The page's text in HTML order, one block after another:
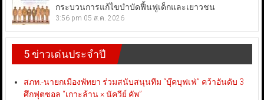
กระบวนการแก้ไขบำบัดฟื้นฟูเด็กและเยาวชน
3:56 pm 05 ส.ค. 2026
5 ข่าวเด่นประจำปี
สภท.-นายกเมืองพัทยา ร่วมสนับสนุนทีม “บุ๊คบุฟเฟ่” คว้าอันดับ 3
ศึกฟุตซอล “เกาะล้าน × นัควีย์ คัพ”